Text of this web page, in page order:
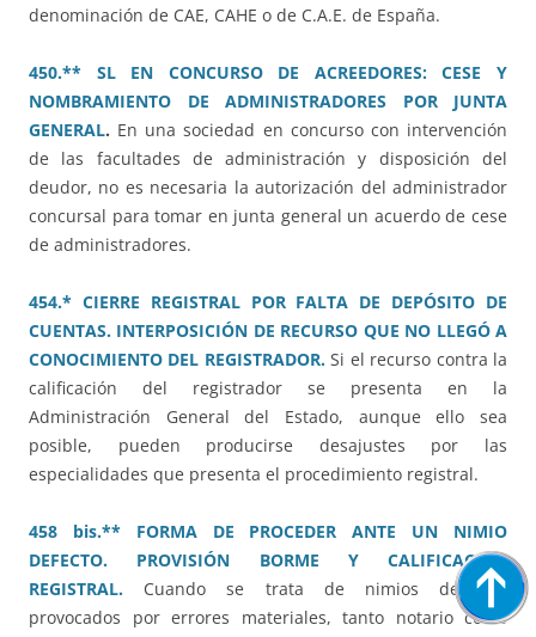
denominación de CAE, CAHE o de C.A.E. de España.
450.** SL EN CONCURSO DE ACREEDORES: CESE Y
NOMBRAMIENTO DE ADMINISTRADORES POR JUNTA
GENERAL. En una sociedad en concurso con intervención
de las facultades de administración y disposición del
deudor, no es necesaria la autorización del administrador
concursal para tomar en junta general un acuerdo de cese
de administradores.
454.* CIERRE REGISTRAL POR FALTA DE DEPÓSITO DE
CUENTAS. INTERPOSICIÓN DE RECURSO QUE NO LLEGÓ A
CONOCIMIENTO DEL REGISTRADOR. Si el recurso contra la
calificación del registrador se presenta en la
Administración General del Estado, aunque ello sea
posible, pueden producirse desajustes por las
especialidades que presenta el procedimiento registral.
458 bis.** FORMA DE PROCEDER ANTE UN NIMIO
DEFECTO. PROVISIÓN BORME Y CALIFICACIÓN
REGISTRAL.
Cuando se trata de nimios defectos
provocados por errores materiales, tanto notario como